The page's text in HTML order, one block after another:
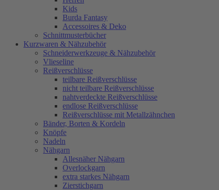
Kids
Burda Fantasy
Accessoires & Deko
Schnittmusterbücher
Kurzwaren & Nähzubehör
Schneiderwerkzeuge & Nähzubehör
Vlieseline
Reißverschlüsse
teilbare Reißverschlüsse
nicht teilbare Reißverschlüsse
nahtverdeckte Reißverschlüsse
endlose Reißverschlüsse
Reißverschlüsse mit Metallzähnchen
Bänder, Borten & Kordeln
Knöpfe
Nadeln
Nähgarn
Allesnäher Nähgarn
Overlockgarn
extra starkes Nähgarn
Zierstichgarn